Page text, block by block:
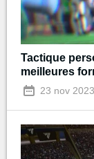
Tactique
meilleures
23 nov 2023